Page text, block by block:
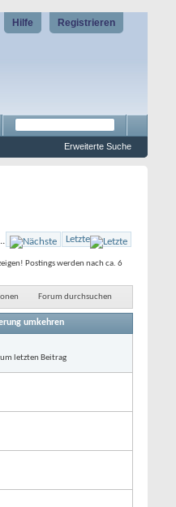
Registrieren
Hilfe
Erweiterte Suche
Letzte
Postings werden nach ca. 6
Forum durchsuchen